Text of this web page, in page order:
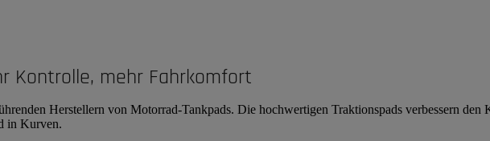
Kontrolle, mehr Fahrkomfort
Herstellern von Motorrad-Tankpads. Die hochwertigen Traktionspads verbessern
in Kurven.